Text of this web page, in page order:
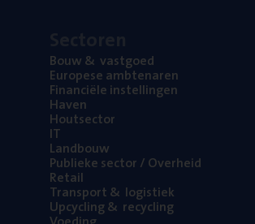
Bouw& vastgoed
Euro­pe­se ambtenaren
Finan­ci­ë­le instellingen
Haven
Hout­sec­tor
IT
Land­bouw
Publie­ke sec­tor / Overheid
Retail
Trans­port& logistiek
Upcy­cling& recycling